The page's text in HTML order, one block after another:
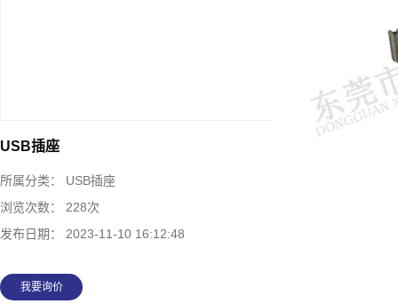
USB插座
所属分类：
USB插座
浏览次数：
228次
发布日期：
2023-11-10 16:12:48
我要询价